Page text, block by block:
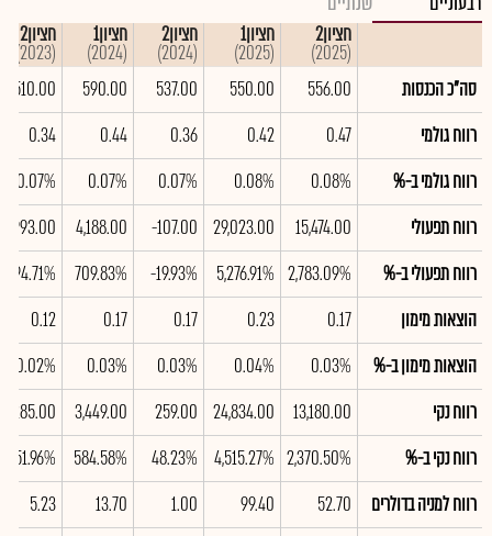
חציון2
(2025)
חציון1
(2025)
חציון2
(2024)
חציון1
(2024)
חציון2
(2023)
סה"כ הכנסות
556.00
550.00
537.00
590.00
510.00
רווח גולמי
0.47
0.42
0.36
0.44
0.34
רווח גולמי ב-%
0.08%
0.08%
0.07%
0.07%
0.07%
רווח תפעולי
15,474.00
29,023.00
-107.00
4,188.00
-993.00
רווח תפעולי ב-%
2,783.09%
5,276.91%
-19.93%
709.83%
-194.71%
הוצאות מימון
0.17
0.23
0.17
0.17
0.12
הוצאות מימון ב-%
0.03%
0.04%
0.03%
0.03%
0.02%
רווח נקי
13,180.00
24,834.00
259.00
3,449.00
1,285.00
רווח נקי ב-%
2,370.50%
4,515.27%
48.23%
584.58%
251.96%
רווח למניה בדולרים
52.70
99.40
1.00
13.70
5.23